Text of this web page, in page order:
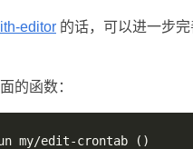
editor 的话，可以进一步
的函数：